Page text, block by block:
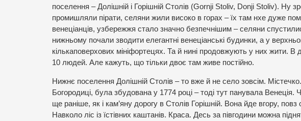
поселення – Долішній і Горішній Столів (Gornji Stoliv, Donji Stoliv). Ну
промишляли пірати, селяни жили високо в горах – їх там нхе дуже
венеціанців, узбережжя стало значно безпечнішим – селяни
нижньому почали зводити елегантні венеціанські будинки, а у
кількаповерхових мініфортецях. Та й нині продовжують у них жити.
10 людей. Але кажуть, що тільки двоє там живе постійно.
Нижнє поселення Долішній Столів – то вже й не село зовсім.
Богородиці, була збудована у 1774 році – тоді тут панувала Венеція.
ще раніше, як і кам’яну дорогу в Столів Горішній. Вона йде вгору,
Навколо ліс із їстівних каштанів. Краса. Десь за півгодини можна